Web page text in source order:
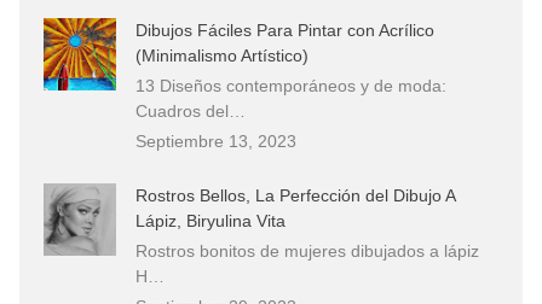
Dibujos Fáciles Para Pintar con Acrílico
(Minimalismo Artístico)
13 Diseños contemporáneos y de moda:
Cuadros del…
Septiembre 13, 2023
Rostros Bellos, La Perfección del Dibujo A
Lápiz, Biryulina Vita
Rostros bonitos de mujeres dibujados a lápiz
H…